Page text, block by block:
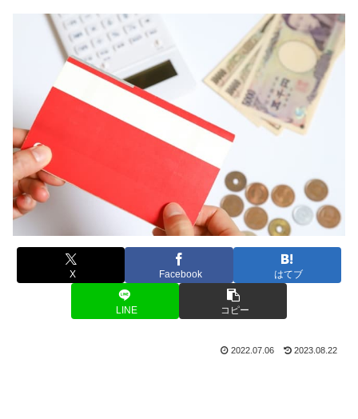
X Facebook はてブ
LINE コピー
2022.07.06 2023.08.22